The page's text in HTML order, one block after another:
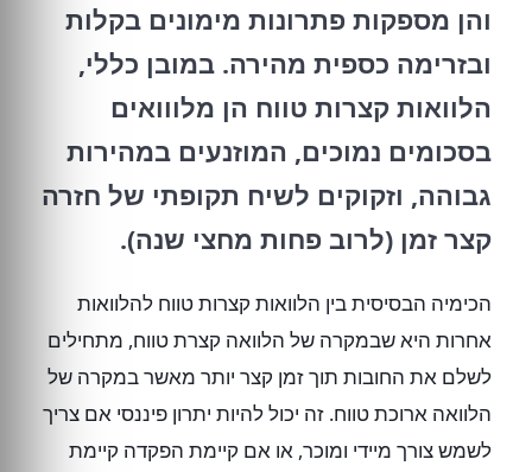
והן מספקות פתרונות מימונים בקלות
ובזרימה כספית מהירה. במובן כללי,
הלוואות קצרות טווח הן מלווואים
בסכומים נמוכים, המוזנעים במהירות
גבוהה, וזקוקים לשיח תקופתי של חזרה
קצר זמן (לרוב פחות מחצי שנה).
הכימיה הבסיסית בין הלוואות קצרות טווח להלוואות
אחרות היא שבמקרה של הלוואה קצרת טווח, מתחילים
לשלם את החובות תוך זמן קצר יותר מאשר במקרה של
הלוואה ארוכת טווח. זה יכול להיות יתרון פיננסי אם צריך
לשמש צורך מיידי ומוכר, או אם קיימת הפקדה קיימת